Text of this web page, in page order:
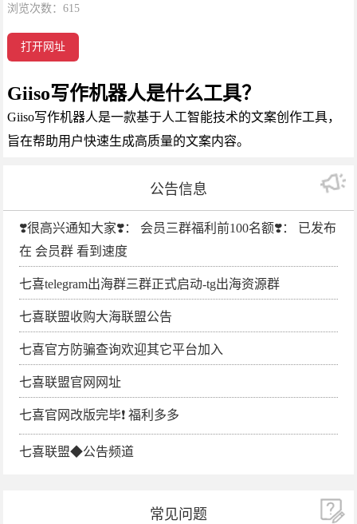
浏览次数：615
打开网址
Giiso写作机器人是什么工具？
Giiso写作机器人是一款基于人工智能技术的文案创作工具，
旨在帮助用户快速生成高质量的文案内容。
公告信息
❣️很高兴通知大家❣️： 会员三群福利前100名额❣️： 已发布
在 会员群 看到速度
七喜telegram出海群三群正式启动-tg出海资源群
七喜联盟收购大海联盟公告
七喜官方防骗查询欢迎其它平台加入
七喜联盟官网网址
七喜官网改版完毕❗️ 福利多多
七喜联盟◆公告频道
常见问题